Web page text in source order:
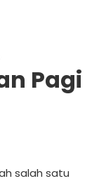
Pagi
salah satu